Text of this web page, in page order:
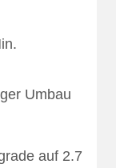
Umbau
auf 2.7